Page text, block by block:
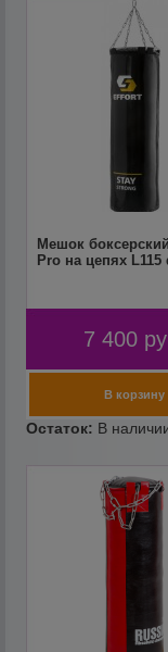
Мешок
Pro на цепях L115
7 400